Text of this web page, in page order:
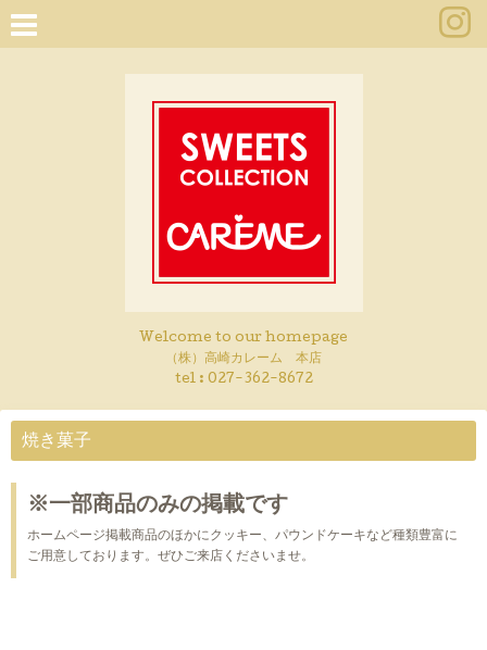
Welcome to our homepage
（株）高崎カレーム 本店
tel : 027-362-8672
焼き菓子
※一部商品のみの掲載です
ホームページ掲載商品のほかにクッキー、パウンドケーキなど種類豊富に
ご用意しております。ぜひご来店くださいませ。